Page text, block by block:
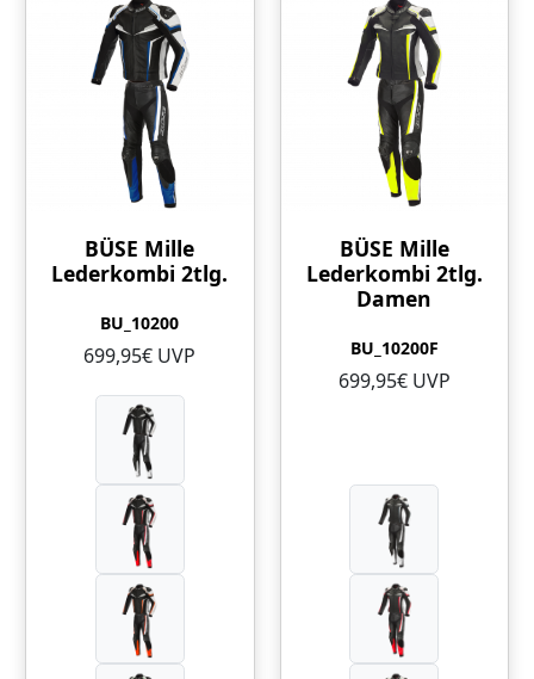
BÜSE Mille
Lederkombi 2tlg.
BU_10200
699,95€ UVP
BÜSE Mille
Lederkombi 2tlg.
Damen
BU_10200F
699,95€ UVP